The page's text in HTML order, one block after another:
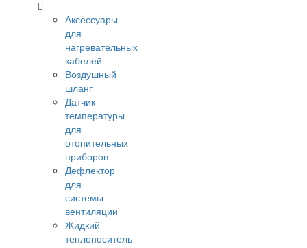
Аксессуары
для
нагревательных
кабелей
Воздушный
шланг
Датчик
температуры
для
отопительных
приборов
Дефлектор
для
системы
вентиляции
Жидкий
теплоноситель